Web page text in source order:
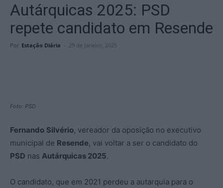
Autárquicas 2025: PSD
repete candidato em Resende
Por Estação Diária - 29 de Janeiro, 2025
Foto: PSD
Fernando Silvério, vereador da oposição no executivo
municipal de Resende, vai voltar a ser o candidato do
PSD nas Autárquicas 2025.
O candidato, que em 2021 perdeu a autarquia para o